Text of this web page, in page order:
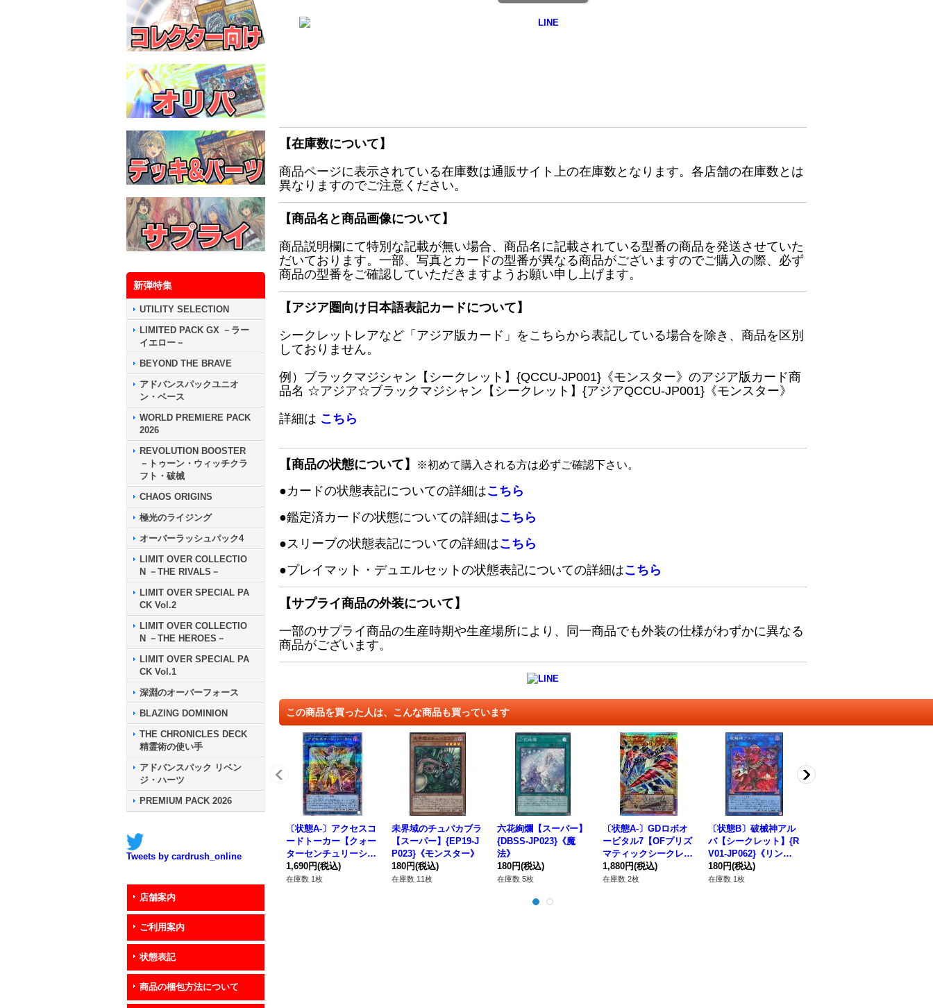
新弾特集
UTILITY SELECTION
LIMITED PACK GX －ラー
イエロー－
BEYOND THE BRAVE
アドバンスパックユニオ
ン・ベース
WORLD PREMIERE PACK
2026
REVOLUTION BOOSTER
－トゥーン・ウィッチクラ
フト・破械
CHAOS ORIGINS
極光のライジング
オーバーラッシュパック4
LIMIT OVER COLLECTIO
N －THE RIVALS－
LIMIT OVER SPECIAL PA
CK Vol.2
LIMIT OVER COLLECTIO
N －THE HEROES－
LIMIT OVER SPECIAL PA
CK Vol.1
深淵のオーバーフォース
BLAZING DOMINION
THE CHRONICLES DECK
精霊術の使い手
アドバンスパック リベン
ジ・ハーツ
PREMIUM PACK 2026
Tweets by cardrush_online
店舗案内
ご利用案内
状態表記
商品の梱包方法について
【在庫数について】
商品ページに表示されている在庫数は通販サイト上の在庫数となります。各店舗の在庫数とは
異なりますのでご注意ください。
【商品名と商品画像について】
商品説明欄にて特別な記載が無い場合、商品名に記載されている型番の商品を発送させていた
だいております。一部、写真とカードの型番が異なる商品がございますのでご購入の際、必ず
商品の型番をご確認していただきますようお願い申し上げます。
【アジア圏向け日本語表記カードについて】
シークレットレアなど「アジア版カード」をこちらから表記している場合を除き、商品を区別
しておりません。
例）ブラックマジシャン【シークレット】{QCCU-JP001}《モンスター》のアジア版カード商
品名 ☆アジア☆ブラックマジシャン【シークレット】{アジアQCCU-JP001}《モンスター》
詳細は こちら
【商品の状態について】 ※初めて購入される方は必ずご確認下さい。
●カードの状態表記についての詳細はこちら
●鑑定済カードの状態についての詳細はこちら
●スリーブの状態表記についての詳細はこちら
●プレイマット・デュエルセットの状態表記についての詳細はこちら
【サプライ商品の外装について】
一部のサプライ商品の生産時期や生産場所により、同一商品でも外装の仕様がわずかに異なる
商品がございます。
この商品を買った人は、こんな商品も買っています
〔状態A-〕アクセスコ
ードトーカー【クォー
ターセンチュリーシー
クレット】{QCDB-JP
048}《リンク》
1,690円(税込)
在庫数 1枚
未界域のチュパカブラ
【スーパー】{EP19-J
P023}《モンスター》
180円(税込)
在庫数 11枚
六花絢爛【スーパー】
{DBSS-JP023}《魔
法》
180円(税込)
在庫数 5枚
〔状態A-〕GDロボオ
ービタル7【OFプリズ
マティックシークレッ
ト】{LOCR-JP012}
《モンスター》
1,880円(税込)
在庫数 2枚
〔状態B〕破械神アル
バ【シークレット】{R
V01-JP062}《リン
ク》
180円(税込)
在庫数 1枚